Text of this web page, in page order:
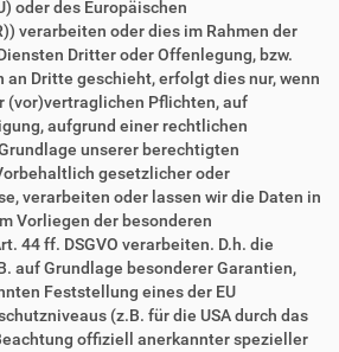
oder des Europäischen
verarbeiten oder dies im Rahmen der
Dritter oder Offenlegung, bzw.
an Dritte geschieht, erfolgt dies nur, wenn
(vor)vertraglichen Pflichten, auf
aufgrund einer rechtlichen
unserer berechtigten
gesetzlicher oder
verarbeiten oder lassen wir die Daten in
Vorliegen der besonderen
44 ff. DSGVO verarbeiten. D.h. die
auf Grundlage besonderer Garantien,
Feststellung eines der EU
(z.B. für die USA durch das
offiziell anerkannter spezieller